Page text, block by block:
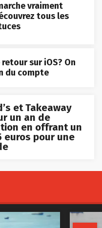
vraiment
tous les
sur iOS? On
du compte
et Takeaway
un an de
en offrant un
euros pour une